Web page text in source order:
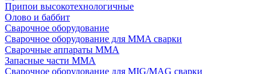
Припои высокотехнологичные
Олово и баббит
Сварочное оборудование
Сварочное оборудование для MMA сварки
Сварочные аппараты MMA
Запасные части MMA
Сварочное оборудование для MIG/MAG сварки